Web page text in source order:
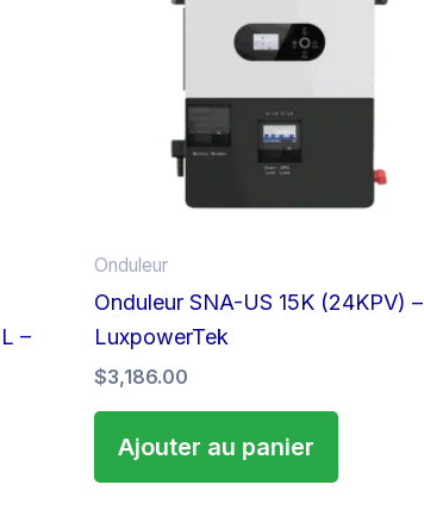
–
Onduleur
Onduleur SNA-US 15K (24KPV) –
LuxpowerTek
$3,186.00
Ajouter au panier